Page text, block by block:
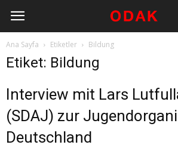
Ana Sayfa Etiketler Bildung
Etiket: Bildung
Interview mit Lars
(SDAJ) zur
Deutschland